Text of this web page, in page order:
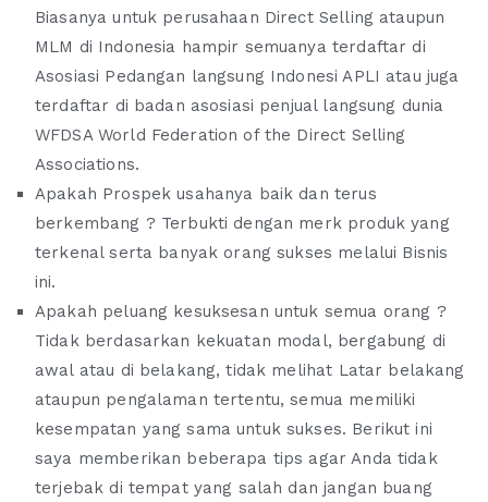
Biasanya untuk perusahaan Direct Selling ataupun
MLM di Indonesia hampir semuanya terdaftar di
Asosiasi Pedangan langsung Indonesi APLI atau juga
terdaftar di badan asosiasi penjual langsung dunia
WFDSA World Federation of the Direct Selling
Associations.
Apakah Prospek usahanya baik dan terus
berkembang ? Terbukti dengan merk produk yang
terkenal serta banyak orang sukses melalui Bisnis
ini.
Apakah peluang kesuksesan untuk semua orang ?
Tidak berdasarkan kekuatan modal, bergabung di
awal atau di belakang, tidak melihat Latar belakang
ataupun pengalaman tertentu, semua memiliki
kesempatan yang sama untuk sukses. Berikut ini
saya memberikan beberapa tips agar Anda tidak
terjebak di tempat yang salah dan jangan buang